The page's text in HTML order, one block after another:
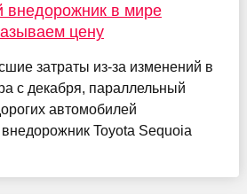
в мире
цену
затраты из-за изменений в
с декабря, параллельный
автомобилей
Toyota Sequoia